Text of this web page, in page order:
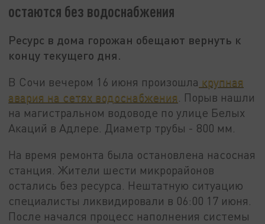
остаются без водоснабжения
Ресурс в дома горожан обещают вернуть к
концу текущего дня.
В Сочи вечером 16 июня произошла крупная
авария на сетях водоснабжения . Порыв нашли
на магистральном водоводе по улице Белых
Акаций в Адлере. Диаметр трубы - 800 мм.
На время ремонта была остановлена насосная
станция. Жители шести микрорайонов
остались без ресурса. Нештатную ситуацию
специалисты ликвидировали в 06:00 17 июня.
После начался процесс наполнения системы